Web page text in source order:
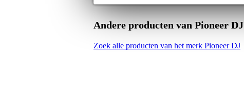
Pioneer oorkussens
geschikt voor:
HDJ-X7
HDJ-X10
HDJ-X5
HDJ-2000MK2
Andere producten van Pioneer DJ
Zoek alle producten van het merk Pioneer DJ